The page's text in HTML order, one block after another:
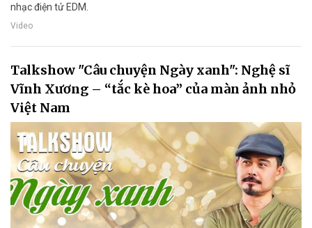
nhạc điện tử EDM.
Video
Talkshow "Câu chuyện Ngày xanh": Nghệ sĩ
Vĩnh Xương – “tắc kè hoa” của màn ảnh nhỏ
Việt Nam